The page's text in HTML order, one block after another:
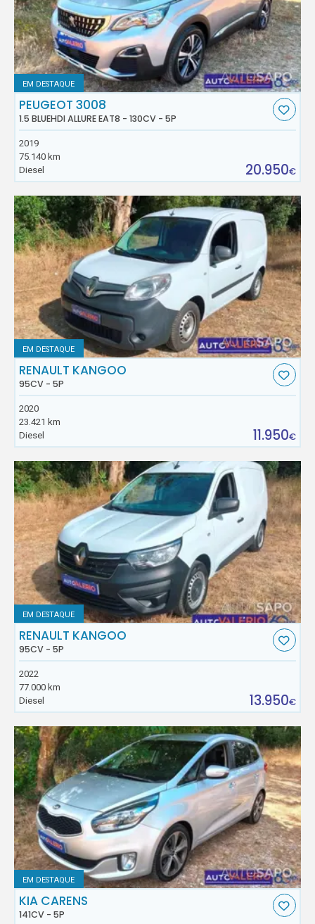
EM DESTAQUE
PEUGEOT 3008
1.5 BLUEHDI ALLURE EAT8 - 130CV - 5P
2019
75.140 km
Diesel
20.950€
EM DESTAQUE
RENAULT KANGOO
95CV - 5P
2020
23.421 km
Diesel
11.950€
EM DESTAQUE
RENAULT KANGOO
95CV - 5P
2022
77.000 km
Diesel
13.950€
EM DESTAQUE
KIA CARENS
141CV - 5P